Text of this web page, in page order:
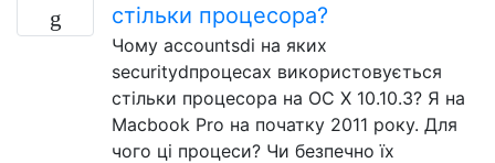
стільки процесора?
Чому accountsdі на яких
securitydпроцесах використовується
стільки процесора на ОС X 10.10.3? Я на
Macbook Pro на початку 2011 року. Для
чого ці процеси? Чи безпечно їх